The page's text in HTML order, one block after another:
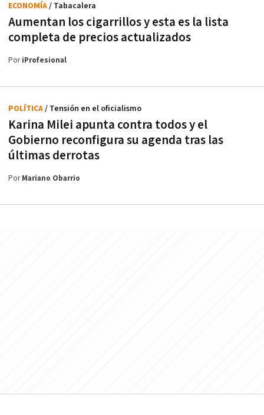
Aumentan los cigarrillos y esta es la lista
completa de precios actualizados
ECONOMÍA/ Tabacalera
PoriProfesional
Karina Milei apunta contra todos y el
Gobierno reconfigura su agenda tras las
últimas derrotas
POLÍTICA/ Tensión en el oficialismo
PorMariano Obarrio